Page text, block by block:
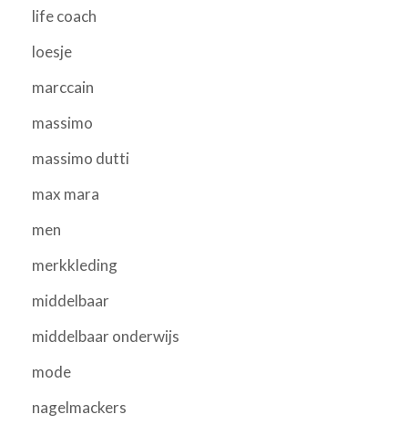
life coach
loesje
marccain
massimo
massimo dutti
max mara
men
merkkleding
middelbaar
middelbaar onderwijs
mode
nagelmackers